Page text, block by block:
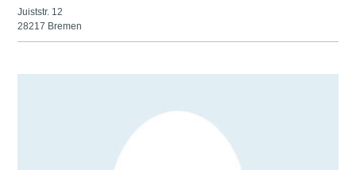
Juiststr. 12
28217 Bremen